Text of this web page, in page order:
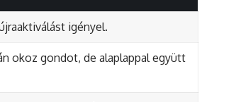
igényel.
okoz gondot, de alaplappal együtt